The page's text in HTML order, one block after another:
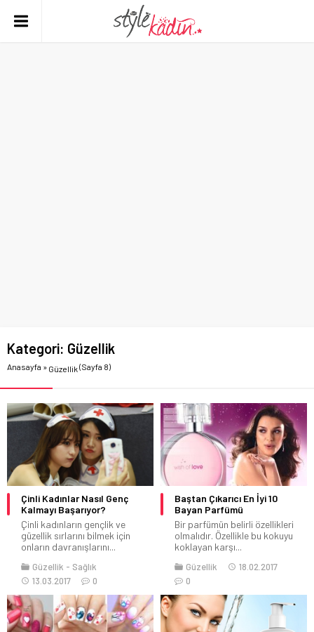
Kategori: Güzellik
Anasayfa » Güzellik(Sayfa 8)
Çinli Kadınlar Nasıl Genç
Kalmayı Başarıyor?
Çinli kadınların gençlik ve
güzellik sırlarını bilmek için
onların davranışlarını...
Güzellik
Sağlık
13.03.2017
0
Baştan Çıkarıcı En İyi 10
Bayan Parfümü
Bir parfümün belirli özellikleri
olmalıdır. Özellikle bu kokuyu
koklayan karşı...
Güzellik
18.02.2017
0